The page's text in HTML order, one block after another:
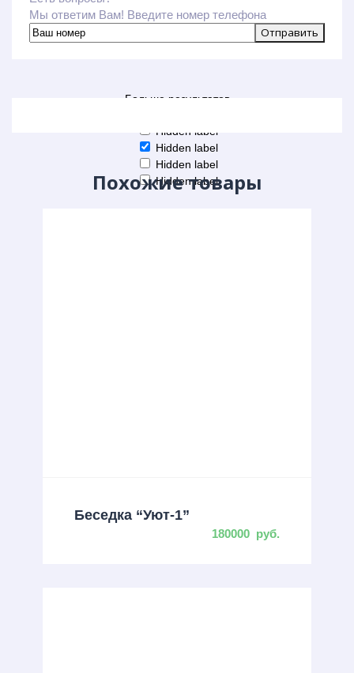
Больше результатов
Hidden label
Hidden label
Hidden label
Hidden label
Мы ответим Вам! Введите номер телефона
Похожие товары
Беседка “Уют-1”
180000 руб.